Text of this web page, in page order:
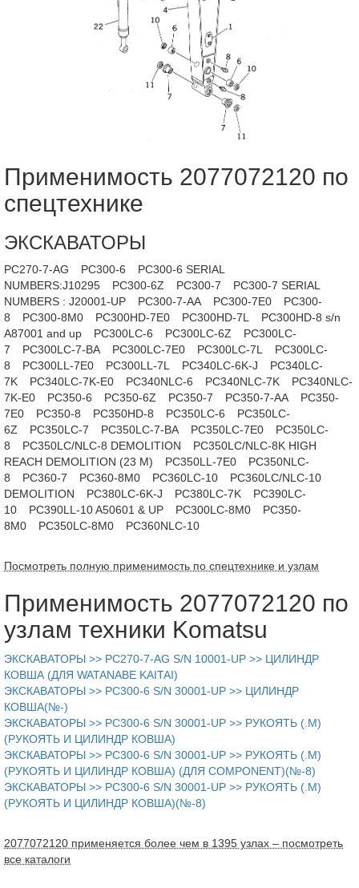
Применимость 2077072120 по
спецтехнике
ЭКСКАВАТОРЫ
PC270-7-AG PC300-6
PC300-6 SERIAL
NUMBERS:J10295
PC300-6Z PC300-7
PC300-7 SERIAL
NUMBERS : J20001-UP
PC300-7-AA PC300-7E0
PC300-
8
PC300-8M0 PC300HD-7E0 PC300HD-7L
PC300HD-8 s/n
A87001 and up
PC300LC-6 PC300LC-6Z
PC300LC-
7
PC300LC-7-BA PC300LC-7E0 PC300LC-7L
PC300LC-
8
PC300LL-7E0 PC300LL-7L PC340LC-6K-J
PC340LC-
7K
PC340LC-7K-E0 PC340NLC-6 PC340NLC-7K
PC340NLC-
7K-E0
PC350-6 PC350-6Z PC350-7 PC350-7-AA
PC350-
7E0
PC350-8 PC350HD-8 PC350LC-6
PC350LC-
6Z
PC350LC-7 PC350LC-7-BA PC350LC-7E0
PC350LC-
8
PC350LC/NLC-8 DEMOLITION
PC350LC/NLC-8K HIGH
REACH DEMOLITION (23 M)
PC350LL-7E0
PC350NLC-
8
PC360-7 PC360-8M0 PC360LC-10
PC360LC/NLC-10
DEMOLITION
PC380LC-6K-J PC380LC-7K
PC390LC-
10
PC390LL-10 A50601 & UP PC300LC-8M0
PC350-
8M0
PC350LC-8M0 PC360NLC-10
Посмотреть полную применимость по спецтехнике и узлам
Применимость 2077072120 по
узлам техники Komatsu
ЭКСКАВАТОРЫ >> PC270-7-AG S/N 10001-UP >> ЦИЛИНДР
КОВША (ДЛЯ WATANABE KAITAI)
ЭКСКАВАТОРЫ >> PC300-6 S/N 30001-UP >> ЦИЛИНДР
КОВША(№-)
ЭКСКАВАТОРЫ >> PC300-6 S/N 30001-UP >> РУКОЯТЬ (.M)
(РУКОЯТЬ И ЦИЛИНДР КОВША)
ЭКСКАВАТОРЫ >> PC300-6 S/N 30001-UP >> РУКОЯТЬ (.M)
(РУКОЯТЬ И ЦИЛИНДР КОВША) (ДЛЯ COMPONENT)(№-8)
ЭКСКАВАТОРЫ >> PC300-6 S/N 30001-UP >> РУКОЯТЬ (.M)
(РУКОЯТЬ И ЦИЛИНДР КОВША)(№-8)
2077072120 применяется более чем в 1395 узлах – посмотреть
все каталоги